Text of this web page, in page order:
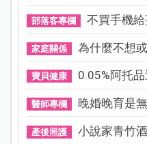
部落客專欄 不買手機
家庭關係 為什麼不想
寶貝健康 0.05%阿托
醫師專欄 晚婚晚育是
產後照護 小說家青竹